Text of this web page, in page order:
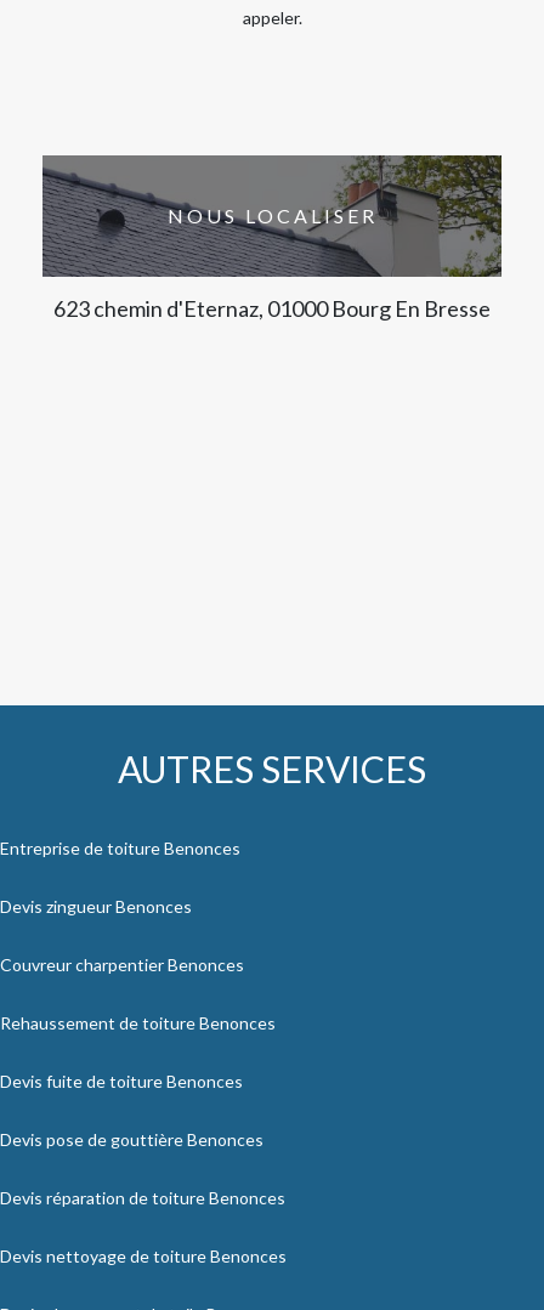
appeler.
NOUS LOCALISER
623 chemin d'Eternaz, 01000 Bourg En Bresse
AUTRES SERVICES
Entreprise de toiture Benonces
Devis zingueur Benonces
Couvreur charpentier Benonces
Rehaussement de toiture Benonces
Devis fuite de toiture Benonces
Devis pose de gouttière Benonces
Devis réparation de toiture Benonces
Devis nettoyage de toiture Benonces